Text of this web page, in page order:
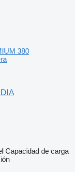
380
Capacidad de carga